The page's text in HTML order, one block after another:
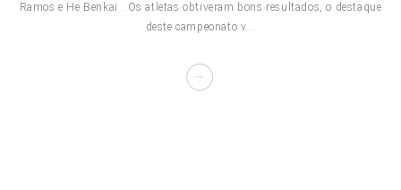
Ramos e He Benkai . Os atletas obtiveram bons resultados, o destaque
deste campeonato v...